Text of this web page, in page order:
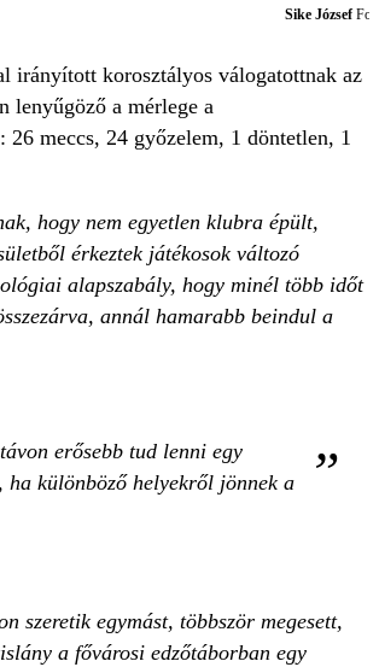
Sike József
irányított korosztályos válogatottnak az
lenyűgöző a mérlege a
26 meccs, 24 győzelem, 1 döntetlen, 1
hogy nem egyetlen klubra épült,
érkeztek játékosok változó
alapszabály, hogy minél több időt
annál hamarabb beindul a
erősebb tud lenni egy
ha különböző helyekről jönnek a
szeretik egymást, többször megesett,
a fővárosi edzőtáborban egy